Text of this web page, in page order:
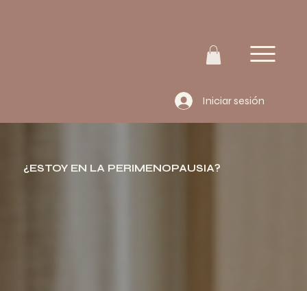
Iniciar sesión
¿ESTOY EN LA PERIMENOPAUSIA?